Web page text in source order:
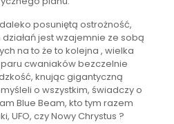
posuniętą ostrożność,
jest wzajemnie ze sobą
na to że to kolejna , wielka
cwaniaków bezczelnie
knując gigantyczną
o wszystkim, świadczy o
Blue Beam, kto tym razem
UFO, czy Nowy Chrystus ?